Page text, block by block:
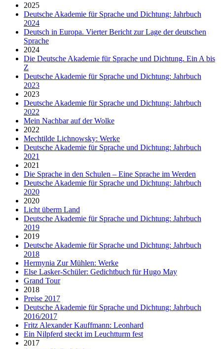
2025
Deutsche Akademie für Sprache und Dichtung: Jahrbuch
2024
Deutsch in Europa. Vierter Bericht zur Lage der deutschen
Sprache
2024
Die Deutsche Akademie für Sprache und Dichtung. Ein A bis
Z
Deutsche Akademie für Sprache und Dichtung: Jahrbuch
2023
2023
Deutsche Akademie für Sprache und Dichtung: Jahrbuch
2022
Mein Nachbar auf der Wolke
2022
Mechtilde Lichnowsky: Werke
Deutsche Akademie für Sprache und Dichtung: Jahrbuch
2021
2021
Die Sprache in den Schulen – Eine Sprache im Werden
Deutsche Akademie für Sprache und Dichtung: Jahrbuch
2020
2020
Licht überm Land
Deutsche Akademie für Sprache und Dichtung: Jahrbuch
2019
2019
Deutsche Akademie für Sprache und Dichtung: Jahrbuch
2018
Hermynia Zur Mühlen: Werke
Else Lasker-Schüler: Gedichtbuch für Hugo May
Grand Tour
2018
Preise 2017
Deutsche Akademie für Sprache und Dichtung: Jahrbuch
2016/2017
Fritz Alexander Kauffmann: Leonhard
Ein Nilpferd steckt im Leuchtturm fest
2017